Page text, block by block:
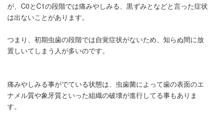
が、C0とC1の段階では痛みやしみる、黒ずみとなどと言った症状
は出ないことがあります。
つまり、初期虫歯の段階では自覚症状がないため、知らぬ間に放
置しいてしまう人が多いのです。
痛みやしみる事がでている状態は、虫歯菌によって歯の表面のエ
ナメル質や象牙質といった組織の破壊が進行してる事もありま
す。